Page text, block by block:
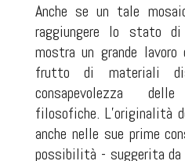
Anche se un tale
raggiungere lo stato
mostra un grande
frutto di materiali
consapevolezza
filosofiche. L’originalità
anche nelle sue prime
possibilità - suggerita da